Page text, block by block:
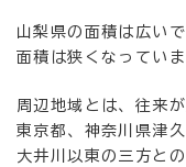
山梨県の面積は広い
面積は狭くなっていま
周辺地域とは、往来
東京都、神奈川県津
大井川以東の三方と